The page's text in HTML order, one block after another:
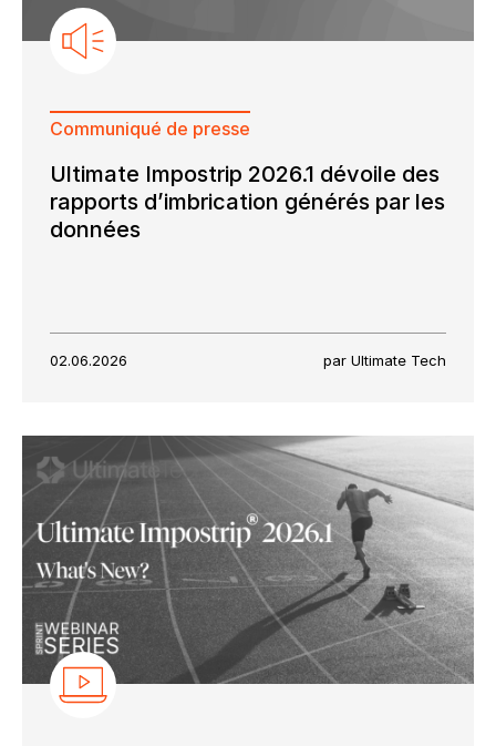
Communiqué de presse
Ultimate Impostrip 2026.1 dévoile des
rapports d’imbrication générés par les
données
02.06.2026 par Ultimate Tech